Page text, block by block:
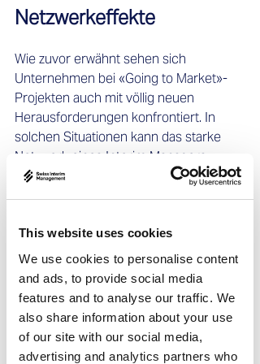
This website uses cookies
We use cookies to personalise content
and ads, to provide social media
features and to analyse our traffic. We
also share information about your use
of our site with our social media,
advertising and analytics partners who
Netzwerkeffekte
Wie zuvor erwähnt sehen sich
Unternehmen bei «Going to Market»-
Projekten auch mit völlig neuen
Herausforderungen konfrontiert. In
solchen Situationen kann das starke
Netzwerk eines Interim Managers
zusätzliche Lösungsmöglichkeiten
bieten. Denn neben ihrer Fachexpertise
wertvolle Kontakte und Beziehungen
mit, die sie über viele Jahre hinweg
aufgebaut haben.
Unsere gut vernetzten Interim Manager
sind in der Lage, schnell auf ein breites
Spektrum von Fachleuten und